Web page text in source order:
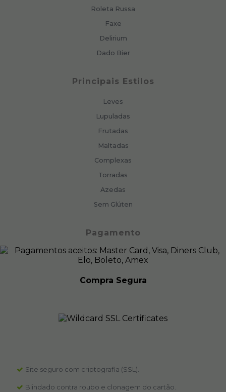
Roleta Russa
Faxe
Delirium
Dado Bier
Principais Estilos
Leves
Lupuladas
Frutadas
Maltadas
Complexas
Torradas
Azedas
Sem Glúten
Pagamento
Compra Segura
Site seguro com criptografia (SSL).
Blindado contra roubo e clonagem do cartão.